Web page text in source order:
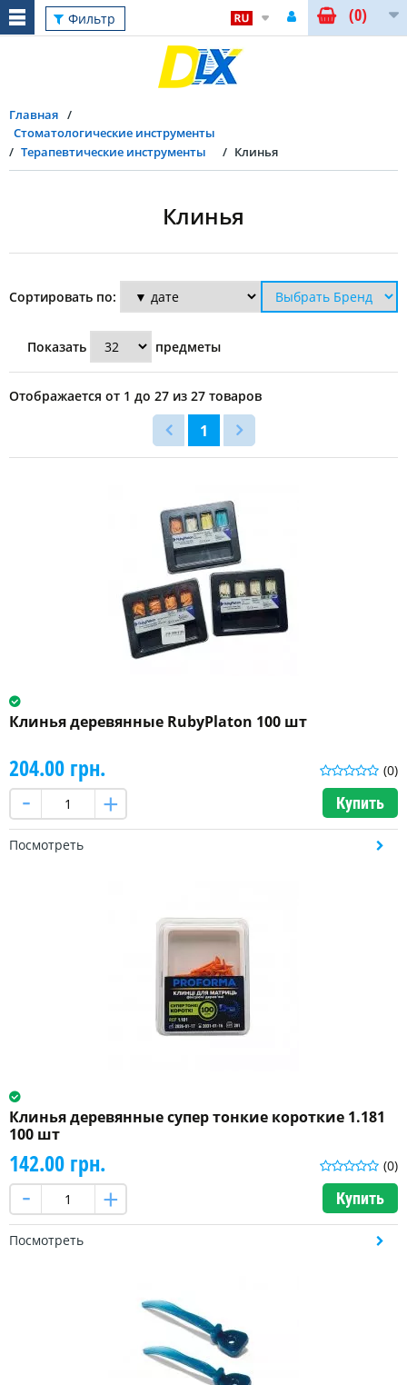
Фильтр (0)
Главная
Стоматологические инструменты
Терапевтические инструменты
Клинья
Клинья
Материал
Дерево
(12)
Сброс
Сортировать по:
Показать предметы
Отображается от 1 до 27 из 27 товаров
1
Клинья деревянные RubyPlaton 100 шт
(0)
204.00 грн.
Купить
Посмотреть
Клинья деревянные супер тонкие короткие 1.181
100 шт
(0)
142.00 грн.
Купить
Посмотреть